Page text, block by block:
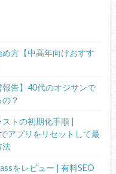
め方【中高年向けおすす
報告】40代のオジサンで
？
ストの初期化手順 |
アプリをリセットして最
法
をレビュー | 有料SEO